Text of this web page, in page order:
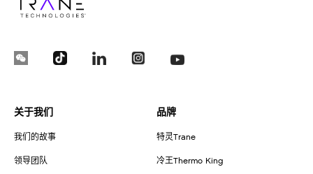
关于我们
我们的故事
领导团队
品牌
特灵Trane
冷王Thermo King